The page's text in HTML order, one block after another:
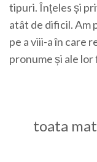
tipuri. Înțeles și
atât de dificil.
pe a viii-a în care
pronume și ale
toata